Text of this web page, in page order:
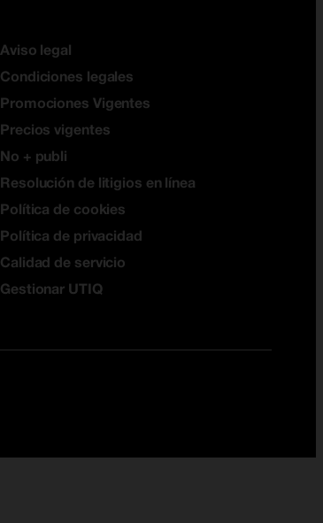
Aviso legal
Condiciones legales
Promociones Vigentes
Precios vigentes
No + publi
Resolución de litigios en línea
Política de cookies
Política de privacidad
Calidad de servicio
Gestionar UTIQ